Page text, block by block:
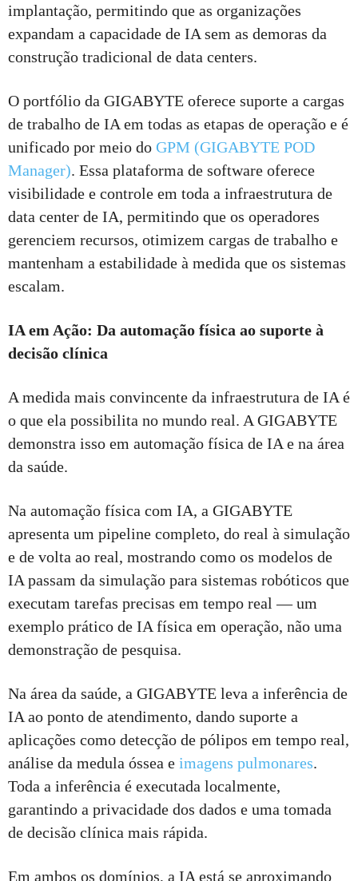
implantação, permitindo que as organizações
expandam a capacidade de IA sem as demoras da
construção tradicional de data centers.
O portfólio da GIGABYTE oferece suporte a cargas
de trabalho de IA em todas as etapas de operação e é
unificado por meio do GPM (GIGABYTE POD
Manager). Essa plataforma de software oferece
visibilidade e controle em toda a infraestrutura de
data center de IA, permitindo que os operadores
gerenciem recursos, otimizem cargas de trabalho e
mantenham a estabilidade à medida que os sistemas
escalam.
IA em Ação: Da automação física ao suporte à
decisão clínica
A medida mais convincente da infraestrutura de IA é
o que ela possibilita no mundo real. A GIGABYTE
demonstra isso em automação física de IA e na área
da saúde.
Na automação física com IA, a GIGABYTE
apresenta um pipeline completo, do real à simulação
e de volta ao real, mostrando como os modelos de
IA passam da simulação para sistemas robóticos que
executam tarefas precisas em tempo real — um
exemplo prático de IA física em operação, não uma
demonstração de pesquisa.
Na área da saúde, a GIGABYTE leva a inferência de
IA ao ponto de atendimento, dando suporte a
aplicações como detecção de pólipos em tempo real,
análise da medula óssea e imagens pulmonares.
Toda a inferência é executada localmente,
garantindo a privacidade dos dados e uma tomada
de decisão clínica mais rápida.
Em ambos os domínios, a IA está se aproximando